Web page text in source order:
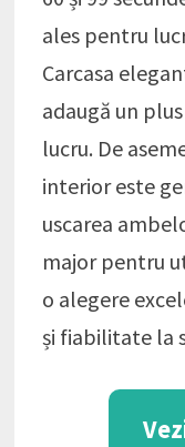
ales pentru
Carcasa
adaugă un
lucru. De
interior este
uscarea
major pentru
o alegere
și fiabilitate la